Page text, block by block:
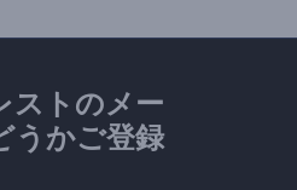
ストのメー
うかご登録